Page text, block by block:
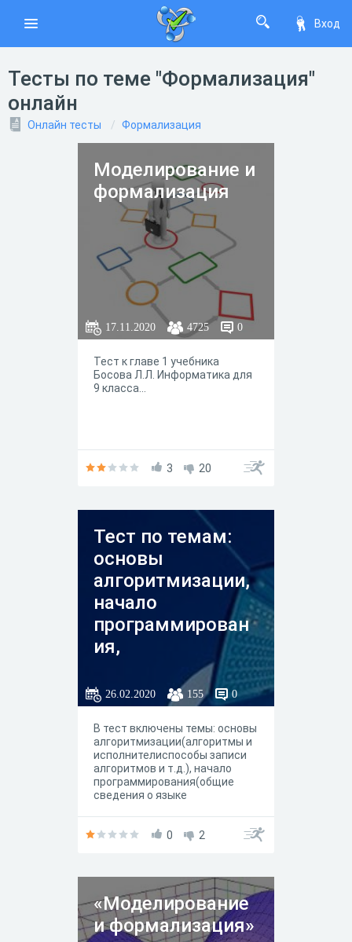
Вход
Тесты по теме "Формализация"
онлайн
Онлайн тесты Формализация
Моделирование и
формализация
17.11.2020 4725 0
Тест к главе 1 учебника
Босова Л.Л. Информатика для
9 класса...
3 20
Тест по темам:
основы
алгоритмизации,
начало
программирован
ия,
моделирование и
формализация.
26.02.2020 155 0
В тест включены темы: основы
алгоритмизации(алгоритмы и
исполнителиспособы записи
алгоритмов и т.д.), начало
программирования(общие
сведения о языке
формализация(моделировани
0 2
«Моделирование
и формализация»